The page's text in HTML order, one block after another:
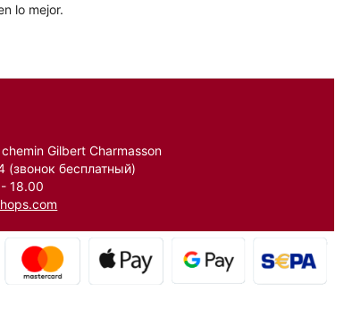
lo mejor.
chemin Gilbert Charmasson
(звонок бесплатный)
18.00